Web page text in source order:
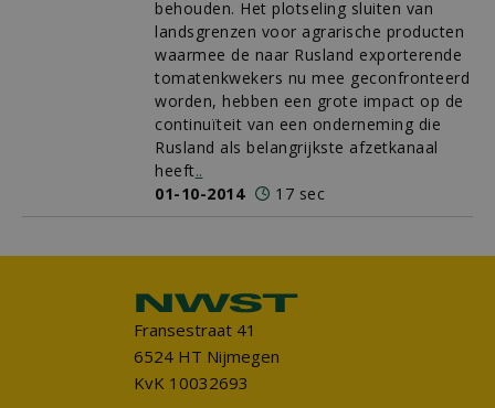
behouden. Het plotseling sluiten van
landsgrenzen voor agrarische producten
waarmee de naar Rusland exporterende
tomatenkwekers nu mee geconfronteerd
worden, hebben een grote impact op de
continuïteit van een onderneming die
Rusland als belangrijkste afzetkanaal
heeft..
01-10-2014
17 sec
Fransestraat 41
6524 HT Nijmegen
KvK 10032693